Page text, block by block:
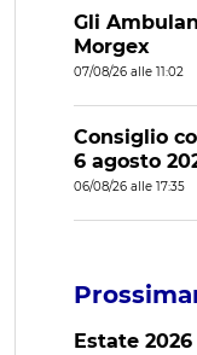
Gli
Morgex
07/08/26 alle 11:02
Consiglio
6 agosto
06/08/26 alle 17:35
Estate